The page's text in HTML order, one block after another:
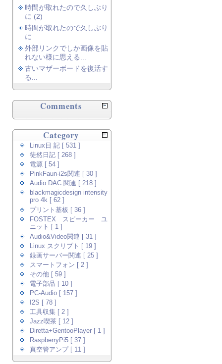
時間が取れたので久しぶり
に (2)
時間が取れたので久しぶり
に
外部リンクでしか画像を貼
れない様に思える...
古いマザーボードを復活す
る...
Comments
Category
Linux日 記 [ 531 ]
徒然日記 [ 268 ]
電源 [ 54 ]
PinkFaun-i2s関連 [ 30 ]
Audio DAC 関連 [ 218 ]
blackmagicdesign intensity
pro 4k [ 62 ]
プリント基板 [ 36 ]
FOSTEX スピーカー ユ
ニット [ 1 ]
Audio&Video関連 [ 31 ]
Linux スクリプト [ 19 ]
録画サーバー関連 [ 25 ]
スマートフォン [ 2 ]
その他 [ 59 ]
電子部品 [ 10 ]
PC-Audio [ 157 ]
I2S [ 78 ]
工具収集 [ 2 ]
Jazz喫茶 [ 12 ]
Diretta+GentooPlayer [ 1 ]
RaspberryPi5 [ 37 ]
真空管アンプ [ 11 ]